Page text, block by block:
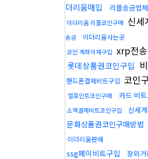
더리움매입
리플송금업체
이더리움 리플코인구매 신세
송금
이더리움사는곳
코인 계좌이체구입 xrp전
롯데상품권코인구입
핸드폰결제비트구입 코인
엘포인트코인구매 카드 비
소액결제비트코인구입 신세
문화상품권코인구매방법
이더리움판매
ssg페이비트구입 장외거